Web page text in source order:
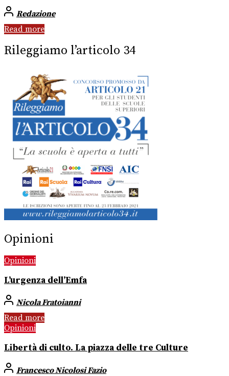
Redazione
Read more
Rileggiamo l’articolo 34
Opinioni
Opinioni
L’urgenza dell’Emfa
Nicola Fratoianni
Read more
Opinioni
Libertà di culto. La piazza delle tre Culture
Francesco Nicolosi Fazio